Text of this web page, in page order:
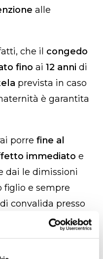
alle
che il congedo
fino ai 12 anni di
prevista in caso
è garantita
porre fine al
immediato e
dai le dimissioni
figlio e sempre
convalida presso
successivo